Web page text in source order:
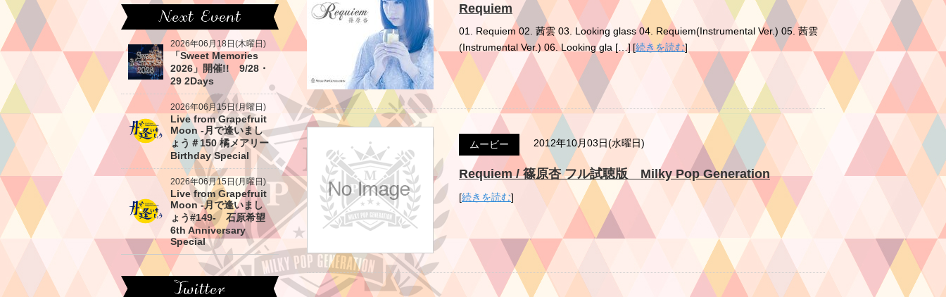
Requiem
01. Requiem 02. 茜雲 03. Looking glass 04. Requiem(Instrumental Ver.) 05. 茜雲
(Instrumental Ver.) 06. Looking gla […] [続きを読む]
ムービー 2012年10月03日(水曜日)
Requiem / 篠原杏 フル試聴版 Milky Pop Generation
[続きを読む]
2026年06月18日(木曜日)
「Sweet Memories
2026」開催!! 9/28・
29 2Days
2026年06月15日(月曜日)
Live from Grapefruit
Moon -月で逢いまし
ょう＃150 橘メアリー
Birthday Special
2026年06月15日(月曜日)
Live from Grapefruit
Moon -月で逢いまし
ょう#149- 石原希望
6th Anniversary
Special